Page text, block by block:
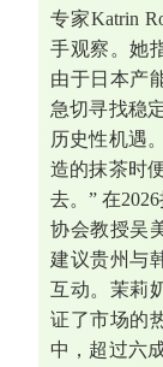
专家Katrin
手观察。她
由于日本产
急切寻找稳
历史性机遇
造的抹茶时
去。” 在
协会教授吴
建议贵州与
互动。茉莉
证了市场的
中，超过六